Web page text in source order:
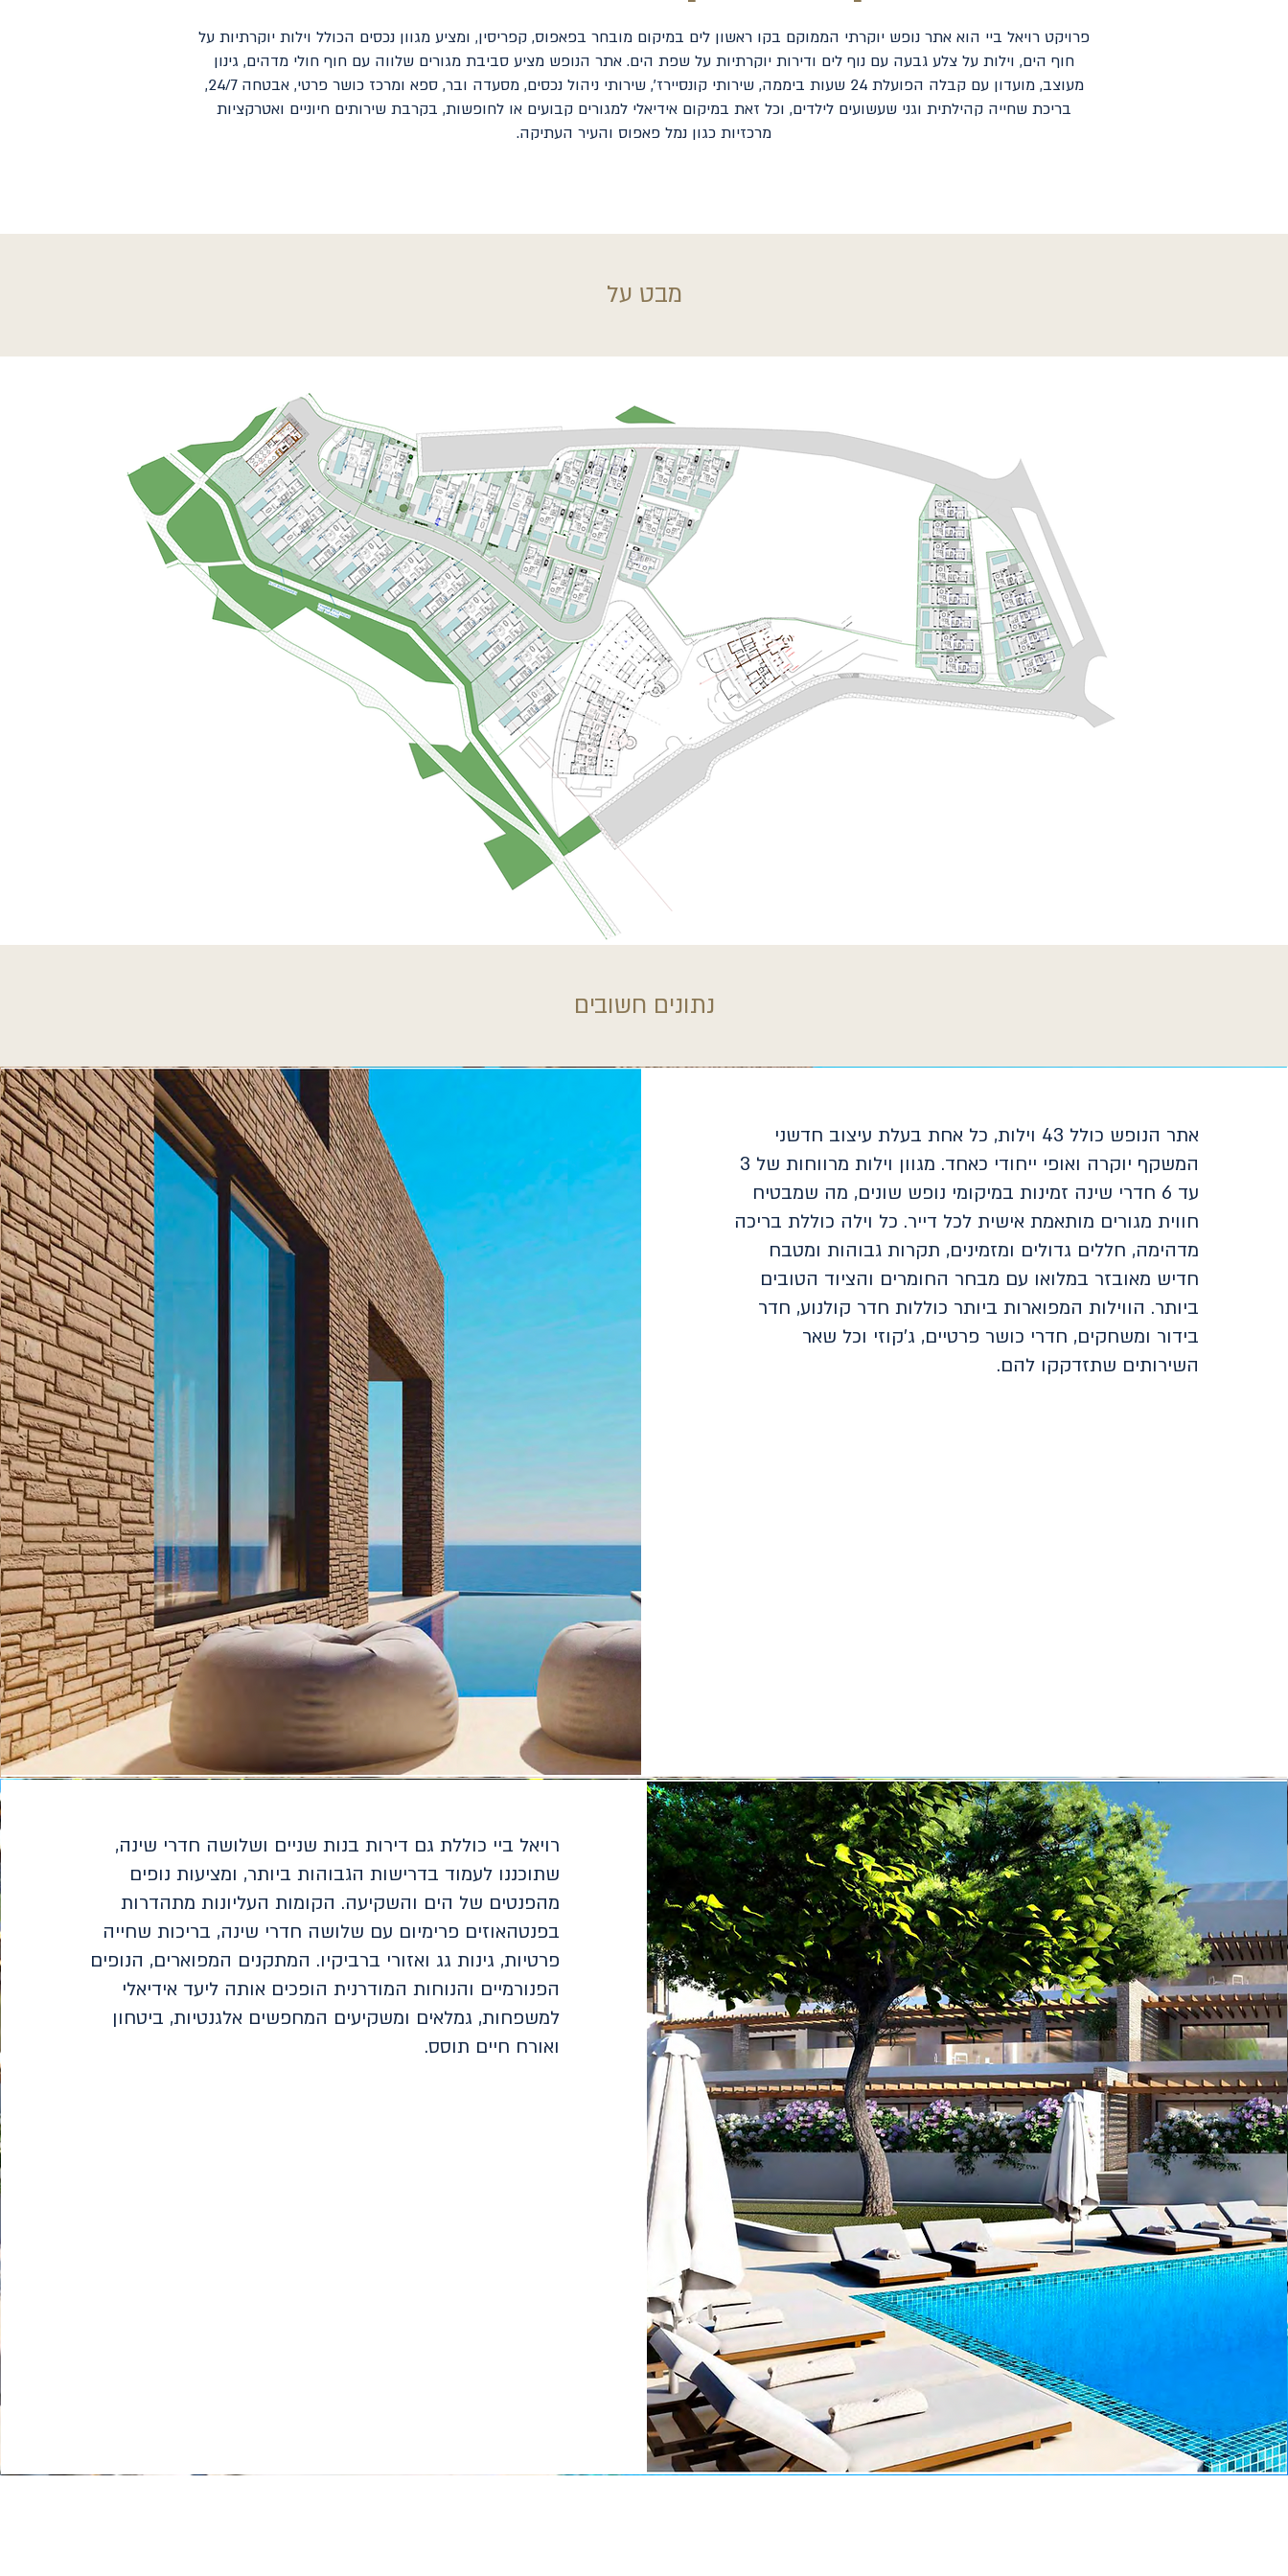
פרויקט רויאל ביי הוא אתר נופש יוקרתי הממוקם בקו ראשון לים במיקום מובחר בפאפוס, קפריסין, ומציע מגוון נכסים הכולל וילות יוקרתיות על
חוף הים, וילות על צלע גבעה עם נוף לים ודירות יוקרתיות על שפת הים. אתר הנופש מציע סביבת מגורים שלווה עם חוף חולי מדהים, גינון
מעוצב, מועדון עם קבלה הפועלת 24 שעות ביממה, שירותי קונסיירז', שירותי ניהול נכסים, מסעדה ובר, ספא ומרכז כושר פרטי, אבטחה 24/7,
בריכת שחייה קהילתית וגני שעשועים לילדים, וכל זאת במיקום אידיאלי למגורים קבועים או לחופשות, בקרבת שירותים חיוניים ואטרקציות
מרכזיות כגון נמל פאפוס והעיר העתיקה.
מבט על
נתונים חשובים
אתר הנופש כולל 43 וילות, כל אחת בעלת עיצוב חדשני
המשקף יוקרה ואופי ייחודי כאחד. מגוון וילות מרווחות של 3
עד 6 חדרי שינה זמינות במיקומי נופש שונים, מה שמבטיח
חווית מגורים מותאמת אישית לכל דייר. כל וילה כוללת בריכה
מדהימה, חללים גדולים ומזמינים, תקרות גבוהות ומטבח
חדיש מאובזר במלואו עם מבחר החומרים והציוד הטובים
ביותר. הווילות המפוארות ביותר כוללות חדר קולנוע, חדר
בידור ומשחקים, חדרי כושר פרטיים, ג'קוזי וכל שאר
השירותים שתזדקקו להם.
רויאל ביי כוללת גם דירות בנות שניים ושלושה חדרי שינה,
שתוכננו לעמוד בדרישות הגבוהות ביותר, ומציעות נופים
מהפנטים של הים והשקיעה. הקומות העליונות מתהדרות
בפנטהאוזים פרימיום עם שלושה חדרי שינה, בריכות שחייה
פרטיות, גינות גג ואזורי ברביקיו. המתקנים המפוארים, הנופים
הפנורמיים והנוחות המודרנית הופכים אותה ליעד אידיאלי
למשפחות, גמלאים ומשקיעים המחפשים אלגנטיות, ביטחון
ואורח חיים תוסס.